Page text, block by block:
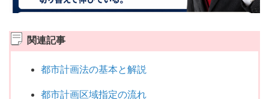
関連記事
都市計画法の基本と解説
都市計画区域指定の流れ